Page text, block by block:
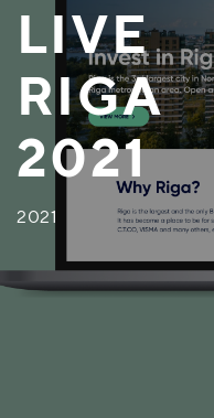
LIVE
RIGA
2021
2021